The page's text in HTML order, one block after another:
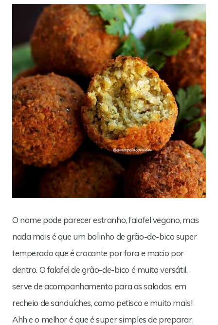
O nome pode parecer estranho, falafel vegano, mas
nada mais é que um bolinho de grão-de-bico super
temperado que é crocante por fora e macio por
dentro. O falafel de grão-de-bico é muito versátil,
serve de acompanhamento para as saladas, em
recheio de sanduíches, como petisco e muito mais!
Ahh e o melhor é que é super simples de preparar,